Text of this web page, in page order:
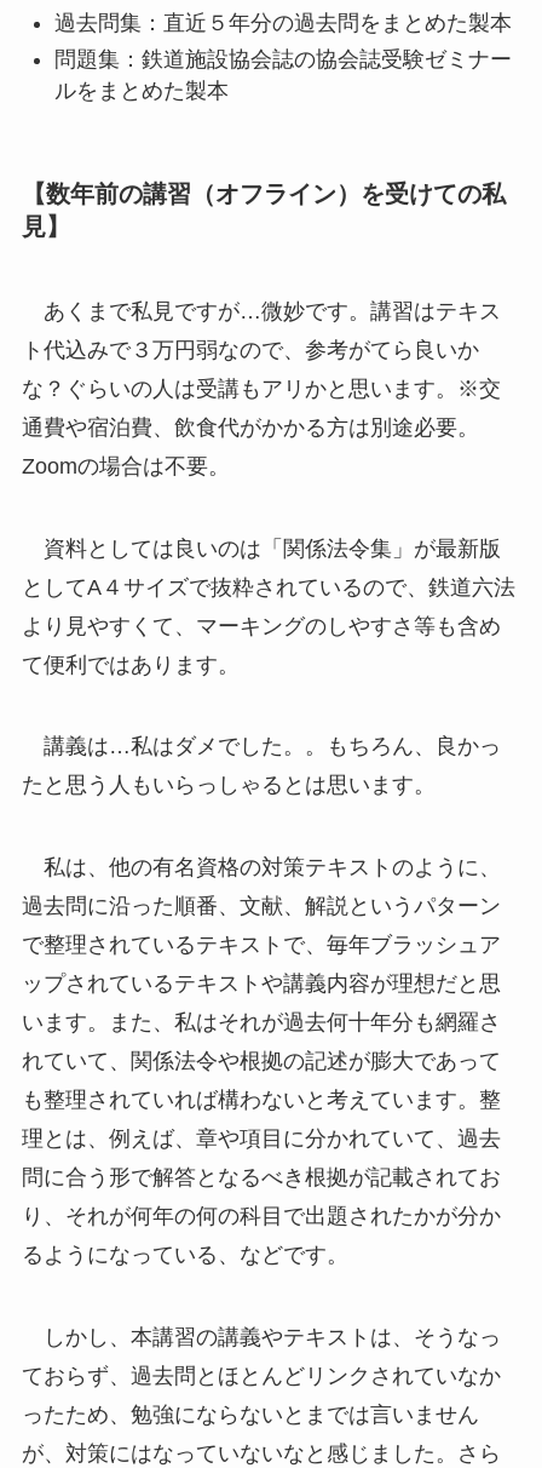
過去問集：直近５年分の過去問をまとめた製本
問題集：鉄道施設協会誌の協会誌受験ゼミナー
ルをまとめた製本
【数年前の講習（オフライン）を受けての私
見】
あくまで私見ですが…微妙です。講習はテキス
ト代込みで３万円弱なので、参考がてら良いか
な？ぐらいの人は受講もアリかと思います。※交
通費や宿泊費、飲食代がかかる方は別途必要。
Zoomの場合は不要。
資料としては良いのは「関係法令集」が最新版
としてA４サイズで抜粋されているので、鉄道六法
より見やすくて、マーキングのしやすさ等も含め
て便利ではあります。
講義は…私はダメでした。。もちろん、良かっ
たと思う人もいらっしゃるとは思います。
私は、他の有名資格の対策テキストのように、
過去問に沿った順番、文献、解説というパターン
で整理されているテキストで、毎年ブラッシュア
ップされているテキストや講義内容が理想だと思
います。また、私はそれが過去何十年分も網羅さ
れていて、関係法令や根拠の記述が膨大であって
も整理されていれば構わないと考えています。整
理とは、例えば、章や項目に分かれていて、過去
問に合う形で解答となるべき根拠が記載されてお
り、それが何年の何の科目で出題されたかが分か
るようになっている、などです。
しかし、本講習の講義やテキストは、そうなっ
ておらず、過去問とほとんどリンクされていなか
ったため、勉強にならないとまでは言いません
が、対策にはなっていないなと感じました。さら